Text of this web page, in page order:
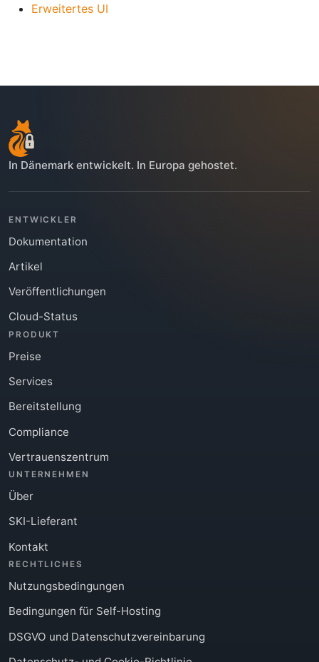
Erweitertes UI
In Dänemark entwickelt. In Europa gehostet.
ENTWICKLER
Dokumentation
Artikel
Veröffentlichungen
Cloud-Status
PRODUKT
Preise
Services
Bereitstellung
Compliance
Vertrauenszentrum
UNTERNEHMEN
Über
SKI-Lieferant
Kontakt
RECHTLICHES
Nutzungsbedingungen
Bedingungen für Self-Hosting
DSGVO und Datenschutzvereinbarung